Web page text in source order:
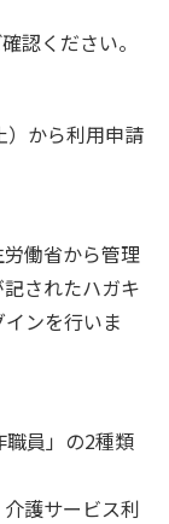
認ください。
から利用申請
働省から管理
されたハガキ
ンを行いま
職員」の2種類
護サービス利